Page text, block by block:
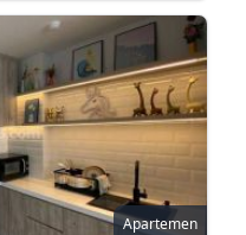
Apartemen